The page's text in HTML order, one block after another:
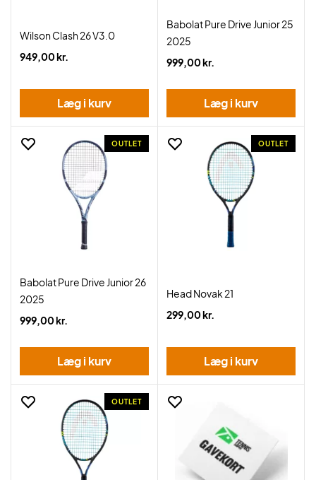
Wilson Clash 26 V3.0
949,00 kr.
Læg i kurv
Babolat Pure Drive Junior 25
2025
999,00 kr.
Læg i kurv
OUTLET
Babolat Pure Drive Junior 26
2025
999,00 kr.
Læg i kurv
OUTLET
Head Novak 21
299,00 kr.
Læg i kurv
OUTLET